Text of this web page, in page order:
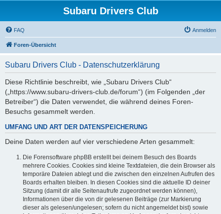
Subaru Drivers Club
FAQ Anmelden
Foren-Übersicht
Subaru Drivers Club - Datenschutzerklärung
Diese Richtlinie beschreibt, wie „Subaru Drivers Club“
(„https://www.subaru-drivers-club.de/forum“) (im Folgenden „der
Betreiber“) die Daten verwendet, die während deines Foren-
Besuchs gesammelt werden.
UMFANG UND ART DER DATENSPEICHERUNG
Deine Daten werden auf vier verschiedene Arten gesammelt:
Die Forensoftware phpBB erstellt bei deinem Besuch des Boards
mehrere Cookies. Cookies sind kleine Textdateien, die dein Browser als
temporäre Dateien ablegt und die zwischen den einzelnen Aufrufen des
Boards erhalten bleiben. In diesen Cookies sind die aktuelle ID deiner
Sitzung (damit dir alle Seitenaufrufe zugeordnet werden können),
Informationen über die von dir gelesenen Beiträge (zur Markierung
dieser als gelesen/ungelesen; sofern du nicht angemeldet bist) sowie